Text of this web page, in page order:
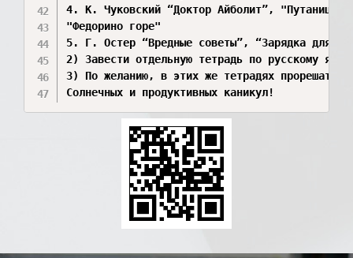
4. К. Чуковский “Доктор Айболит”,
"Федорино горе"
5. Г. Остер “Вредные советы”, “Зарядка для
2) Завести отдельную тетрадь по русскому
3) По желанию, в этих же тетрадях прорешать
Солнечных и продуктивных каникул!